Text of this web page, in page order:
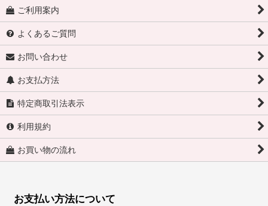
ご利用案内
よくあるご質問
お問い合わせ
お支払方法
特定商取引法表示
利用規約
お買い物の流れ
お支払い方法について